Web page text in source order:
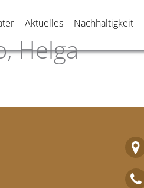
Aktuelles Nachhaltigkeit
Helga